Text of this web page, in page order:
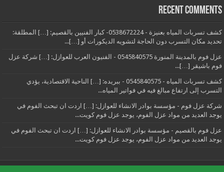
Recent Comments
كشف تسربات المياه بعنيزة - 0538672224- كبار الفنيين بالقصيم: […] المطلقة:
تحديد مكان التسرب دون الحاجة لتشويه الديكورات أو […]...
عزل فوم بالمدينة المنورة 0545840575 - الفنيون العرب للعوازل: […] شركة عزل
فوم باشيقر […]...
كشف تسربات المياه - 0545840575 - ببريده: […] الناحية الاقتصادية، يؤدي
التسرب إلى ارتفاع مبالغ فيه في فواتير المياه...
شركة عزل فوم - مؤسسة بوادر الانشاء للعوازل: […] اردت ان تبحث الفوم في
يوجد العديد من مواد عزل الفوم، يوجد عزل فوم كويت...
عزل فوم بالقصيم - مؤسسة بوادر الانشاء للعوازل: […] اردت ان تبحث الفوم في
يوجد العديد من مواد عزل الفوم، يوجد عزل فوم كويت...